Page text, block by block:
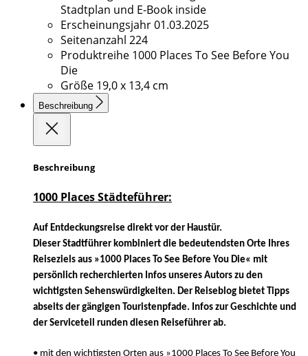
Stadtplan und E-Book inside
Erscheinungsjahr01.03.2025
Seitenanzahl 224
Produktreihe 1000 Places To See Before You
Die
Größe 19,0 x 13,4 cm
Beschreibung
Beschreibung
1000 Places Städteführer:
Auf Entdeckungsreise direkt vor der Haustür.
Dieser Stadtführer kombiniert die bedeutendsten Orte Ihres
Reiseziels aus »1000 Places To See Before You Die« mit
persönlich recherchierten Infos unseres Autors zu den
wichtigsten Sehenswürdigkeiten. Der Reiseblog bietet Tipps
abseits der gängigen Touristenpfade. Infos zur Geschichte und
der Serviceteil runden diesen Reiseführer ab.
• mit den wichtigsten Orten aus »1000 Places To See Before You